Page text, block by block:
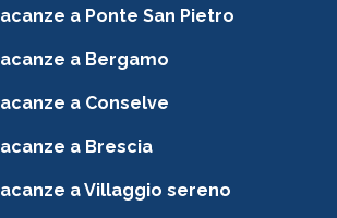
a Ponte San Pietro
a Bergamo
a Conselve
a Brescia
a Villaggio sereno